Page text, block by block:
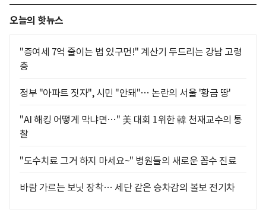
오늘의 핫뉴스
"증여세 7억 줄이는 법 있구먼!" 계산기 두드리는 강남 고령
층
정부 "아파트 짓자", 시민 "안돼"… 논란의 서울 '황금 땅'
"AI 해킹 어떻게 막냐면…" 美 대회 1위한 韓 천재교수의 통
찰
"도수치료 그거 하지 마세요~" 병원들의 새로운 꼼수 진료
바람 가르는 보닛 장착… 세단 같은 승차감의 볼보 전기차